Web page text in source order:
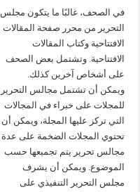
في الصحف، غالبًا ما يتكون مجلس
التحرير من محرر صفحة المقالات
الافتتاحية وكتاب المقالات
الافتتاحية. وتشتمل بعض الصحف
على أشخاص آخرين كذلك.
ويمكن أن تشتمل مجالس التحرير
للمجلات على خبراء في المجالات
التي تركز عليها المجلة، ويمكن أن
تحتوي المجلات الضخمة على عدة
مجالس تحرير يتم تجميعها حسب
الموضوع. ويمكن أن يشرف
مجلس التحرير التنفيذي على